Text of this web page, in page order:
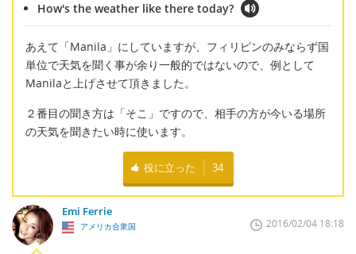
How's the weather like there today?
あえて「Manila」にしていますが、フィリピンのみならず国
単位で天気を聞く事が余り一般的ではないので、例として
Manilaと上げさせて頂きました。
２番目の聞き方は「そこ」ですので、相手の方が今いる場所
の天気を聞きたい時に使います。
役に立った 34
Emi Ferrie
アメリカ合衆国 2016/02/04 18:18